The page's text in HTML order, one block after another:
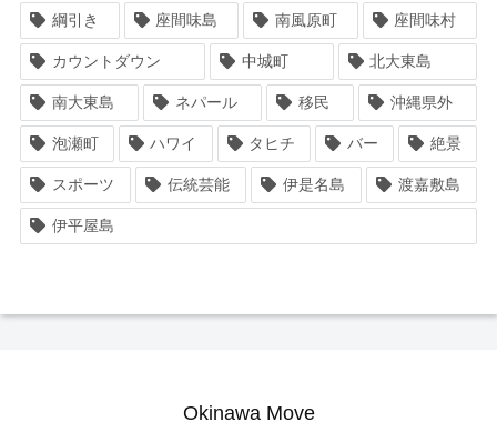
綱引き 座間味島 南風原町 座間味村
カウントダウン 中城町 北大東島
南大東島 ネパール 移民 沖縄県外
泡瀬町 ハワイ タヒチ バー 絶景
スポーツ 伝統芸能 伊是名島 渡嘉敷島
伊平屋島
Okinawa Move